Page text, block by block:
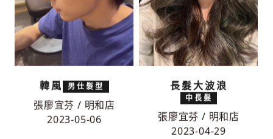
韓風 男仕髮型
張廖宜芬 / 明和店
2023-05-06
長髮大波浪
中長髮
張廖宜芬 / 明和店
2023-04-29